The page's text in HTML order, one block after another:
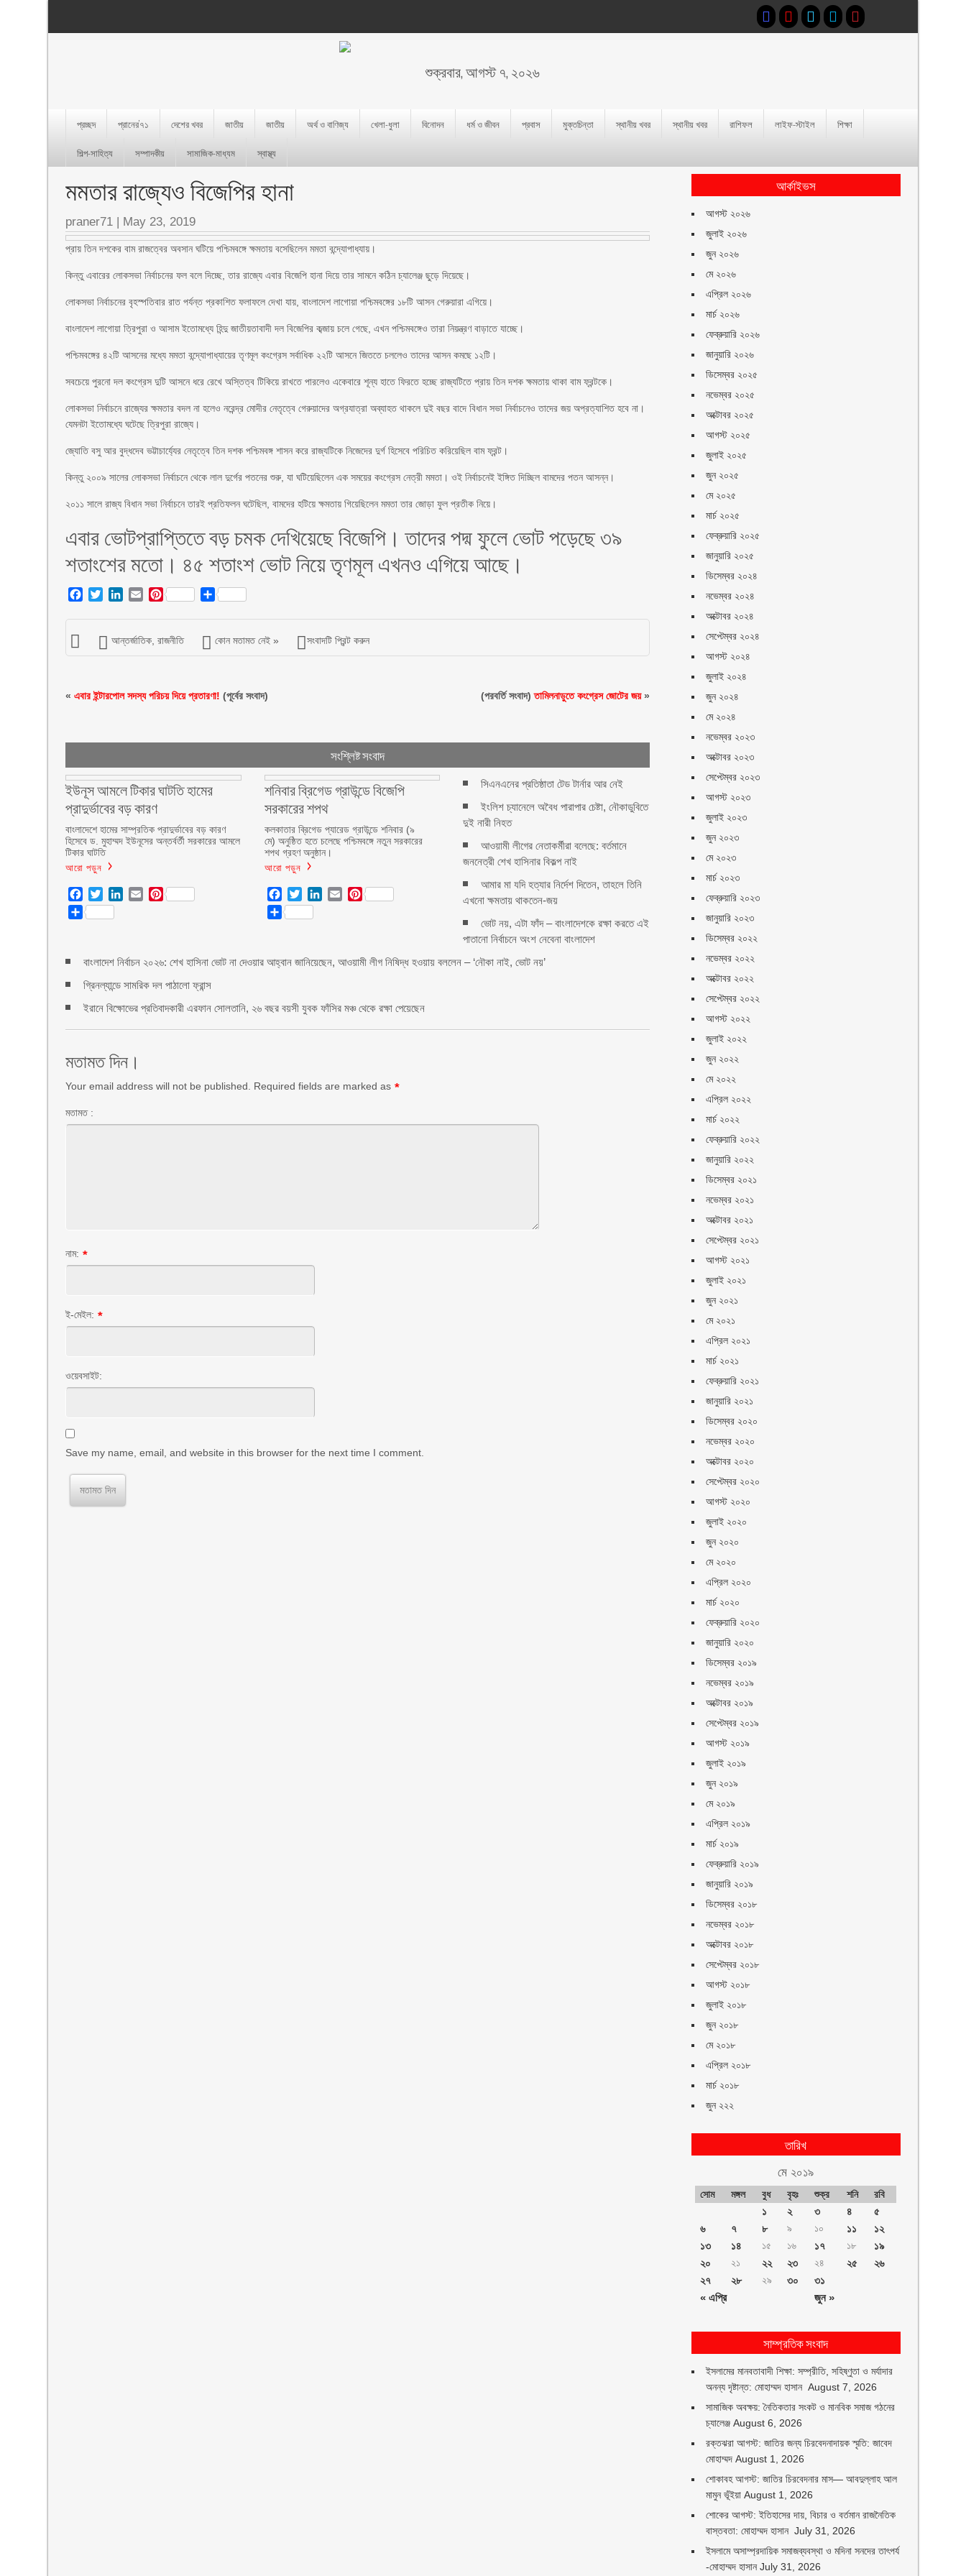
শুক্রবার, আগস্ট ৭, ২০২৬
প্রচ্ছদ প্রানের’৭১ দেশের খবর জাতীয় জাতীয় অর্থ ও বাণিজ্য খেলা-ধুলা বিনোদন ধর্ম ও জীবন প্রবাস মুক্তচিন্তা স্থানীয় খবর স্থানীয় খবর রাশিফল লাইফ-স্টাইল
শিক্ষা
শিল্প-সাহিত্য
সম্পাদকীয় সামাজিক-মাধ্যম স্বাস্থ্য
মমতার রাজ্যেও বিজেপির হানা
praner71 | May 23, 2019
প্রায় তিন দশকের বাম রাজত্বের অবসান ঘটিয়ে পশ্চিমবঙ্গে ক্ষমতায় বসেছিলেন মমতা বন্দ্যোপাধ্যায়।
কিন্তু এবারের লোকসভা নির্বাচনের ফল বলে দিচ্ছে, তার রাজ্যে এবার বিজেপি হানা দিয়ে তার সামনে কঠিন চ্যালেঞ্জ ছুড়ে দিয়েছে।
লোকসভা নির্বাচনের বৃহস্পতিবার রাত পর্যন্ত প্রকাশিত ফলাফলে দেখা যায়, বাংলাদেশ লাগোয়া পশ্চিমবঙ্গের ১৮টি আসন গেরুয়ারা এগিয়ে।
বাংলাদেশ লাগোয়া ত্রিপুরা ও আসাম ইতোমধ্যে হিন্দু জাতীয়তাবাদী দল বিজেপির কব্জায় চলে গেছে, এখন পশ্চিমবঙ্গেও তারা নিয়ন্ত্রণ বাড়াতে যাচ্ছে।
পশ্চিমবঙ্গের ৪২টি আসনের মধ্যে মমতা বন্দ্যোপাধ্যায়ের তৃণমূল কংগ্রেস সর্বাধিক ২২টি আসনে জিততে চললেও তাদের আসন কমছে ১২টি।
সবচেয়ে পুরনো দল কংগ্রেস দুটি আসনে ধরে রেখে অস্তিত্ব টিকিয়ে রাখতে পারলেও একেবারে শূন্য হাতে ফিরতে হচ্ছে রাজ্যটিতে প্রায় তিন দশক ক্ষমতায় থাকা বাম ফ্রন্টকে।
লোকসভা নির্বাচনে রাজ্যের ক্ষমতার বদল না হলেও নরেন্দ্র মোদীর নেতৃত্বে গেরুয়াদের অগ্রযাত্রা অব্যাহত থাকলে দুই বছর বাদে বিধান সভা নির্বাচনেও তাদের জয় অপ্রত্যাশিত হবে না।
যেমনটা ইতোমধ্যে ঘটেছে ত্রিপুরা রাজ্যে।
জ্যোতি বসু আর বুদ্ধদেব ভট্টাচার্য্যের নেতৃত্বে তিন দশক পশ্চিমবঙ্গ শাসন করে রাজ্যটিকে নিজেদের দুর্গ হিসেবে পরিচিত করিয়েছিল বাম ফ্রন্ট।
কিন্তু ২০০৯ সালের লোকসভা নির্বাচনে থেকে লাল দুর্গের পতনের শুরু, যা ঘটিয়েছিলেন এক সময়ের কংগ্রেস নেত্রী মমতা। ওই নির্বাচনেই ইঙ্গিত দিচ্ছিল বামদের পতন আসন্ন।
২০১১ সালে রাজ্য বিধান সভা নির্বাচনে তারই প্রতিফলন ঘটেছিল, বামদের হটিয়ে ক্ষমতায় গিয়েছিলেন মমতা তার জোড়া ফুল প্রতীক নিয়ে।
এবার ভোটপ্রাপ্তিতে বড় চমক দেখিয়েছে বিজেপি। তাদের পদ্ম ফুলে ভোট পড়েছে ৩৯
শতাংশের মতো। ৪৫ শতাংশ ভোট নিয়ে তৃণমূল এখনও এগিয়ে আছে।
Facebook
TwitterLinkedIn
EmailPinterest Share
আন্তর্জাতিক ,রাজনীতি কোন মতামত নেই » সংবাদটি প্রিন্ট করুন
«এবার ইন্টারপোল সদস্য পরিচয় দিয়ে প্রতারণা! (পূর্বের সংবাদ) (পরবর্তি সংবাদ)তামিলনাড়ুতে কংগ্রেস জোটের জয়»
সংশ্লিষ্ট সংবাদ
ইউনূস আমলে টিকার ঘাটতি হামের
প্রাদুর্ভাবের বড় কারণ
বাংলাদেশে হামের সাম্প্রতিক প্রাদুর্ভাবের বড় কারণ
হিসেবে ড. মুহাম্মদ ইউনূসের অন্তর্বর্তী সরকারের আমলে
টিকার ঘাটতি
আরো পড়ুন
Facebook
TwitterLinkedIn
EmailPinterest
Share
শনিবার ব্রিগেড গ্রাউন্ডে বিজেপি
সরকারের শপথ
কলকাতার ব্রিগেড প্যারেড গ্রাউন্ডে শনিবার (৯
মে) অনুষ্ঠিত হতে চলেছে পশ্চিমবঙ্গে নতুন সরকারের
শপথ গ্রহণ অনুষ্ঠান।
আরো পড়ুন
Facebook
TwitterLinkedIn
EmailPinterest
Share
সিএনএনের প্রতিষ্ঠাতা টেড টার্নার আর নেই
ইংলিশ চ্যানেলে অবৈধ পারাপার চেষ্টা, নৌকাডুবিতে
দুই নারী নিহত
আওয়ামী লীগের নেতাকর্মীরা বলেছে: বর্তমানে
জননেত্রী শেখ হাসিনার বিকল্প নাই
আমার মা যদি হত্যার নির্দেশ দিতেন, তাহলে তিনি
এখনো ক্ষমতায় থাকতেন-জয়
ভোট নয়, এটা ফাঁদ – বাংলাদেশকে রক্ষা করতে এই
পাতানো নির্বাচনে অংশ নেবেনা বাংলাদেশ
বাংলাদেশ নির্বাচন ২০২৬: শেখ হাসিনা ভোট না দেওয়ার আহ্বান জানিয়েছেন, আওয়ামী লীগ নিষিদ্ধ হওয়ায় বললেন – ‘নৌকা নাই, ভোট নয়’
গ্রিনল্যান্ডে সামরিক দল পাঠালো ফ্রান্স
ইরানে বিক্ষোভের প্রতিবাদকারী এরফান সোলতানি, ২৬ বছর বয়সী যুবক ফাঁসির মঞ্চ থেকে রক্ষা পেয়েছেন
মতামত দিন।
Your email address will not be published. Required fields are marked as *
মতামত :
নাম: *
ই-মেইল: *
ওয়েবসাইট:
Save my name, email, and website in this browser for the next time I comment.
আর্কাইভস
আগস্ট ২০২৬
জুলাই ২০২৬
জুন ২০২৬
মে ২০২৬
এপ্রিল ২০২৬
মার্চ ২০২৬
ফেব্রুয়ারি ২০২৬
জানুয়ারি ২০২৬
ডিসেম্বর ২০২৫
নভেম্বর ২০২৫
অক্টোবর ২০২৫
আগস্ট ২০২৫
জুলাই ২০২৫
জুন ২০২৫
মে ২০২৫
মার্চ ২০২৫
ফেব্রুয়ারি ২০২৫
জানুয়ারি ২০২৫
ডিসেম্বর ২০২৪
নভেম্বর ২০২৪
অক্টোবর ২০২৪
সেপ্টেম্বর ২০২৪
আগস্ট ২০২৪
জুলাই ২০২৪
জুন ২০২৪
মে ২০২৪
নভেম্বর ২০২৩
অক্টোবর ২০২৩
সেপ্টেম্বর ২০২৩
আগস্ট ২০২৩
জুলাই ২০২৩
জুন ২০২৩
মে ২০২৩
মার্চ ২০২৩
ফেব্রুয়ারি ২০২৩
জানুয়ারি ২০২৩
ডিসেম্বর ২০২২
নভেম্বর ২০২২
অক্টোবর ২০২২
সেপ্টেম্বর ২০২২
আগস্ট ২০২২
জুলাই ২০২২
জুন ২০২২
মে ২০২২
এপ্রিল ২০২২
মার্চ ২০২২
ফেব্রুয়ারি ২০২২
জানুয়ারি ২০২২
ডিসেম্বর ২০২১
নভেম্বর ২০২১
অক্টোবর ২০২১
সেপ্টেম্বর ২০২১
আগস্ট ২০২১
জুলাই ২০২১
জুন ২০২১
মে ২০২১
এপ্রিল ২০২১
মার্চ ২০২১
ফেব্রুয়ারি ২০২১
জানুয়ারি ২০২১
ডিসেম্বর ২০২০
নভেম্বর ২০২০
অক্টোবর ২০২০
সেপ্টেম্বর ২০২০
আগস্ট ২০২০
জুলাই ২০২০
জুন ২০২০
মে ২০২০
এপ্রিল ২০২০
মার্চ ২০২০
ফেব্রুয়ারি ২০২০
জানুয়ারি ২০২০
ডিসেম্বর ২০১৯
নভেম্বর ২০১৯
অক্টোবর ২০১৯
সেপ্টেম্বর ২০১৯
আগস্ট ২০১৯
জুলাই ২০১৯
জুন ২০১৯
মে ২০১৯
এপ্রিল ২০১৯
মার্চ ২০১৯
ফেব্রুয়ারি ২০১৯
জানুয়ারি ২০১৯
ডিসেম্বর ২০১৮
নভেম্বর ২০১৮
অক্টোবর ২০১৮
সেপ্টেম্বর ২০১৮
আগস্ট ২০১৮
জুলাই ২০১৮
জুন ২০১৮
মে ২০১৮
এপ্রিল ২০১৮
মার্চ ২০১৮
জুন ২২২
তারিখ
মে ২০১৯
সোম মঙ্গল বুধ বৃহঃ শুক্র শনি রবি
« এপ্রি জুন »
১ ২ ৩ ৪
৫
৬
৭ ৮ ৯ ১০ ১১
১২
১৩
১৪ ১৫ ১৬ ১৭ ১৮
১৯
২০
২১ ২২ ২৩ ২৪ ২৫
২৬
২৭
২৮ ২৯ ৩০ ৩১
সাম্প্রতিক সংবাদ
ইসলামের মানবতাবাদী শিক্ষা: সম্প্রীতি, সহিষ্ণুতা ও মর্যাদার
অনন্য দৃষ্টান্ত: মোহাম্মদ হাসান August 7, 2026
সামাজিক অবক্ষয়: নৈতিকতার সংকট ও মানবিক সমাজ গঠনের
চ্যালেঞ্জ August 6, 2026
রক্তঝরা আগস্ট: জাতির জন্য চিরবেদনাদায়ক স্মৃতি: জাবেদ
মোহাম্মদ August 1, 2026
শোকাবহ আগস্ট: জাতির চিরবেদনার মাস— আবদুল্লাহ আল
মামুন ভূঁইয়া August 1, 2026
শোকের আগস্ট: ইতিহাসের দায়, বিচার ও বর্তমান রাজনৈতিক
বাস্তবতা: মোহাম্মদ হাসান July 31, 2026
ইসলামে অসাম্প্রদায়িক সমাজব্যবস্থা ও মদিনা সনদের তাৎপর্য
-মোহাম্মদ হাসান July 31, 2026